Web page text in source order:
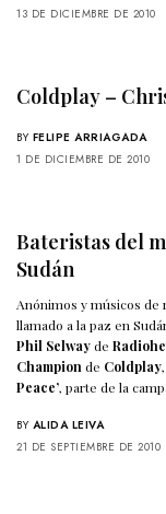
13 DE DICIEMBRE DE 2010
Coldplay –
BY FELIPE ARRIAGADA
1 DE DICIEMBRE DE 2010
Bateristas del
Sudán
Anónimos y músicos
llamado a la paz en
Phil Selwayde
Championde Coldplay
Peace’, parte de la
BY ALIDA LEIVA
21 DE SEPTIEMBRE DE 2010